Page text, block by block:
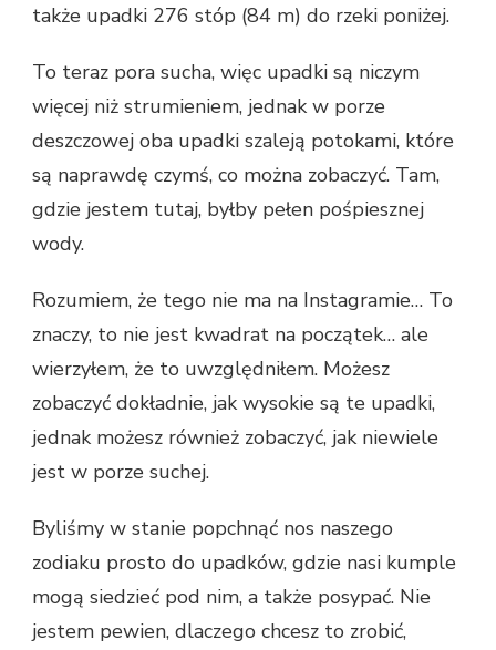
także upadki 276 stóp (84 m) do rzeki poniżej.
To teraz pora sucha, więc upadki są niczym
więcej niż strumieniem, jednak w porze
deszczowej oba upadki szaleją potokami, które
są naprawdę czymś, co można zobaczyć. Tam,
gdzie jestem tutaj, byłby pełen pośpiesznej
wody.
Rozumiem, że tego nie ma na Instagramie… To
znaczy, to nie jest kwadrat na początek… ale
wierzyłem, że to uwzględniłem. Możesz
zobaczyć dokładnie, jak wysokie są te upadki,
jednak możesz również zobaczyć, jak niewiele
jest w porze suchej.
Byliśmy w stanie popchnąć nos naszego
zodiaku prosto do upadków, gdzie nasi kumple
mogą siedzieć pod nim, a także posypać. Nie
jestem pewien, dlaczego chcesz to zrobić,